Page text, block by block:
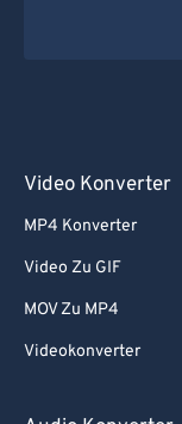
Video Konverter
MP4 Konverter
Video Zu GIF
MOV Zu MP4
Videokonverter